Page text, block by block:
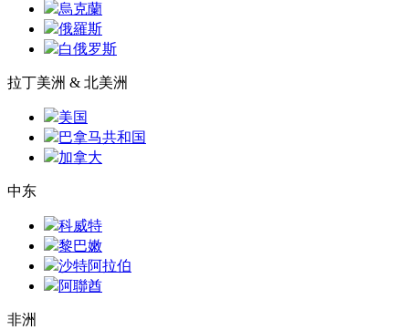
烏克蘭
俄羅斯
白俄罗斯
拉丁美洲 & 北美洲
美国
巴拿马共和国
加拿大
中东
科威特
黎巴嫩
沙特阿拉伯
阿聯酋
非洲